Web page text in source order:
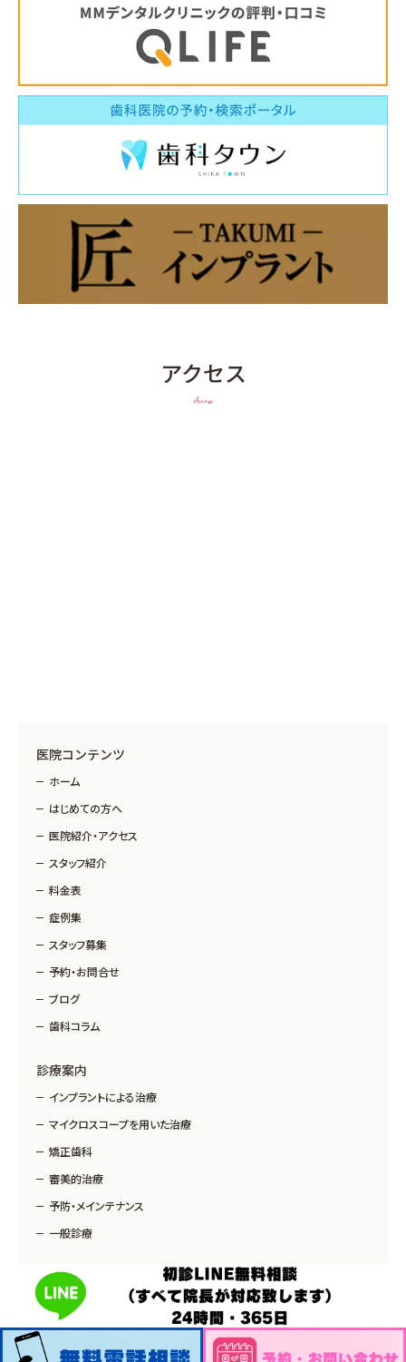
アクセス
Access
医院コンテンツ
ホーム
はじめての方へ
医院紹介・アクセス
スタッフ紹介
料金表
症例集
スタッフ募集
予約・お問合せ
ブログ
歯科コラム
診療案内
インプラントによる治療
マイクロスコープを用いた治療
矯正歯科
審美的治療
予防・メインテナンス
一般診療
Copyright © MM Dental Clinic All Rights Reserved